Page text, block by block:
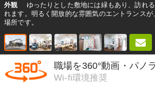
外観
ゆったりとした敷地には緑もあり、訪れ
れます。明るく開放的な雰囲気のエントランス
場所です。
職場を360°動画・パノ
Wi-fi環境推奨